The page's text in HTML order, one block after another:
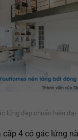
lửng đẹp chuẩn hiện đại
cấp 4 có gác lửng